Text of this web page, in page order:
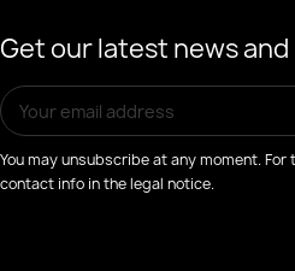
Get our latest news
You may unsubscribe at any moment.
contact info in the legal notice.